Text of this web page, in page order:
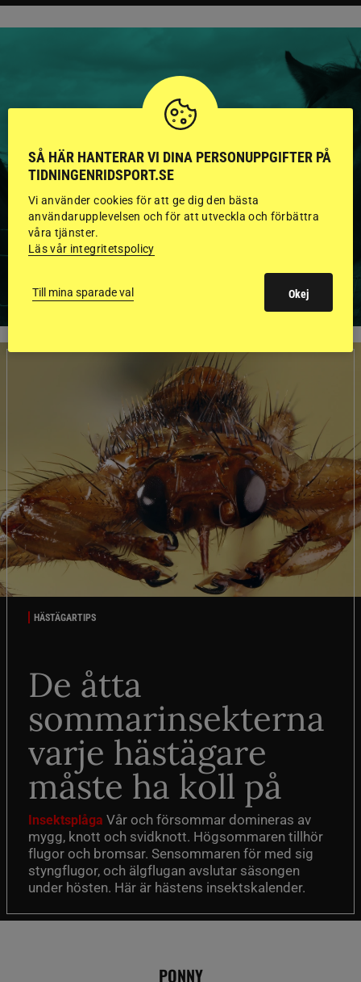
HINGSTAR ONLINE
GODKÄNDA HINGSTAR I
FLERA KATEGORIER MED
BILDER OCH FAKTA
HÄSTÄGARTIPS
De åtta
sommarinsekterna
varje hästägare
måste ha koll på
Insektsplåga Vår och försommar domineras av
mygg, knott och svidknott. Högsommaren tillhör
flugor och bromsar. Sensommaren för med sig
styngflugor, och älgflugan avslutar säsongen
under hösten. Här är hästens insektskalender.
PONNY
SÅ HÄR HANTERAR VI DINA PERSONUPPGIFTER PÅ
TIDNINGENRIDSPORT.SE
Vi använder cookies för att ge dig den bästa
användarupplevelsen och för att utveckla och förbättra
våra tjänster.
Läs vår integritetspolicy
Till mina sparade val Okej